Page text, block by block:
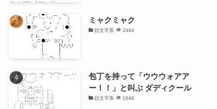
ミャクミャク
顔文字系 2494
包丁を持って「ウウウォアア
ー！！」と叫ぶ ダディクール
顔文字系 1646